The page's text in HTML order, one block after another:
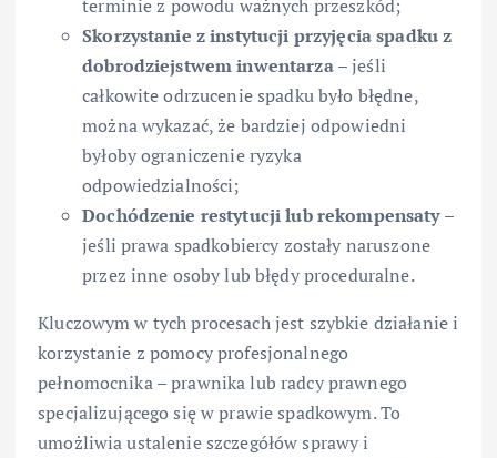
terminie z powodu ważnych przeszkód;
Skorzystanie z instytucji przyjęcia spadku z
dobrodziejstwem inwentarza– jeśli
całkowite odrzucenie spadku było błędne,
można wykazać, że bardziej odpowiedni
byłoby ograniczenie ryzyka
odpowiedzialności;
Dochódzenie restytucji lub rekompensaty–
jeśli prawa spadkobiercy zostały naruszone
przez inne osoby lub błędy proceduralne.
Kluczowym w tych procesach jest szybkie działanie i
korzystanie z pomocy profesjonalnego
pełnomocnika – prawnika lub radcy prawnego
specjalizującego się w prawie spadkowym. To
umożliwia ustalenie szczegółów sprawy i